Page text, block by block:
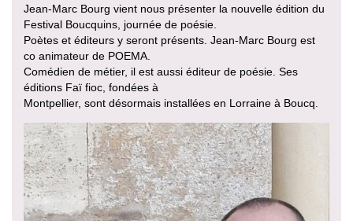
Jean-Marc Bourg vient nous présenter la nouvelle édition du
Festival Boucquins, journée de poésie.
Poètes et éditeurs y seront présents. Jean-Marc Bourg est
co animateur de POEMA.
Comédien de métier, il est aussi éditeur de poésie. Ses
éditions Faï fioc, fondées à
Montpellier, sont désormais installées en Lorraine à Boucq.